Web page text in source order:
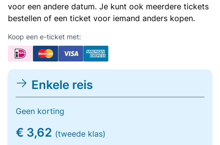
voor een andere datum. Je kunt ook meerdere tickets
bestellen of een ticket voor iemand anders kopen.
Koop een e-ticket met:
Enkele reis
Geen korting
€ 3,62 (tweede klas)